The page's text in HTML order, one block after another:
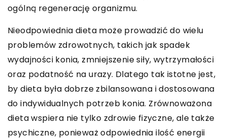
ogólną regenerację organizmu.
Nieodpowiednia dieta może prowadzić do wielu
problemów zdrowotnych, takich jak spadek
wydajności konia, zmniejszenie siły, wytrzymałości
oraz podatność na urazy. Dlatego tak istotne jest,
by dieta była dobrze zbilansowana i dostosowana
do indywidualnych potrzeb konia. Zrównoważona
dieta wspiera nie tylko zdrowie fizyczne, ale także
psychiczne, ponieważ odpowiednia ilość energii